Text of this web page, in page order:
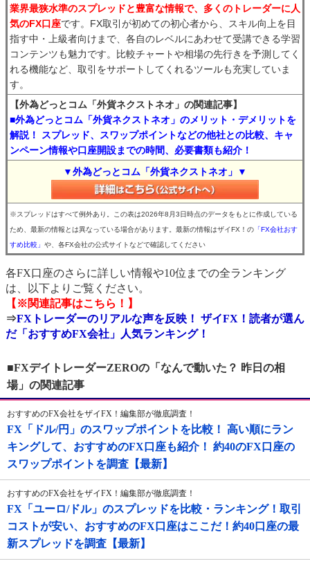
業界最狭水準のスプレッドと豊富な情報で、多くのトレーダーに人
気のFX口座です。FX取引が初めての初心者から、スキル向上を目
指す中・上級者向けまで、各自のレベルにあわせて受講できる学習
コンテンツも魅力です。比較チャートや相場の先行きを予測してく
れる機能など、取引をサポートしてくれるツールも充実していま
す。
【外為どっとコム「外貨ネクストネオ」の関連記事】
■外為どっとコム「外貨ネクストネオ」のメリット・デメリットを
解説！ スプレッド、スワップポイントなどの他社との比較、キャ
ンペーン情報や口座開設までの時間、必要書類も紹介！
▼外為どっとコム「外貨ネクストネオ」▼
※スプレッドはすべて例外あり。この表は2026年8月3日時点のデータをもとに作成している
ため、最新の情報とは異なっている場合があります。最新の情報はザイFX！の 「FX会社おす
すめ比較」 や、各FX会社の公式サイトなどで確認してください
各FX口座のさらに詳しい情報や10位までの全ランキング
は、以下よりご覧ください。
【※関連記事はこちら！】
⇒FXトレーダーのリアルな声を反映！ ザイFX！読者が選ん
だ「おすすめFX会社」人気ランキング！
■FXデイトレーダーZEROの「なんで動いた？ 昨日の相
場」の関連記事
おすすめのFX会社をザイFX！編集部が徹底調査！
FX「ドル/円」のスワップポイントを比較！ 高い順にラン
キングして、おすすめのFX口座も紹介！ 約40のFX口座の
スワップポイントを調査【最新】
おすすめのFX会社をザイFX！編集部が徹底調査！
FX「ユーロ/ドル」のスプレッドを比較・ランキング！取引
コストが安い、おすすめのFX口座はここだ！約40口座の最
新スプレッドを調査【最新】